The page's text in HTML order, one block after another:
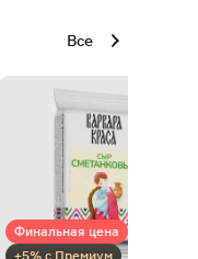
Все
Финальная цена
+5% с Премиум